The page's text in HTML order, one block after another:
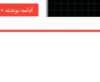
ادامه نوشته »